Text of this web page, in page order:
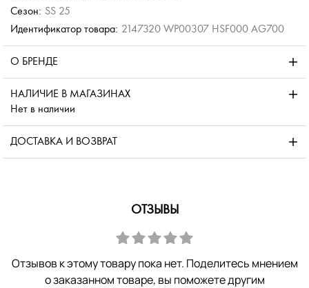
Сезон: SS 25
Идентификатор товара: 2147320 WP00307 HSF000 AG700
О БРЕНДЕ
НАЛИЧИЕ В МАГАЗИНАХ
Нет в наличии
ДОСТАВКА И ВОЗВРАТ
ОТЗЫВЫ
Отзывов к этому товару пока нет. Поделитесь мнением
о заказанном товаре, вы поможете другим